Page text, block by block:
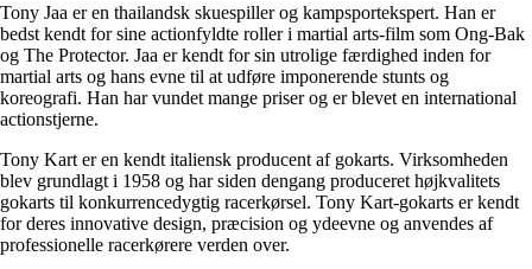
Tony Jaa er en thailandsk skuespiller og kampsportekspert. Han er
bedst kendt for sine actionfyldte roller i martial arts-film som Ong-Bak
og The Protector. Jaa er kendt for sin utrolige færdighed inden for
martial arts og hans evne til at udføre imponerende stunts og
koreografi. Han har vundet mange priser og er blevet en international
actionstjerne.
Tony Kart er en kendt italiensk producent af gokarts. Virksomheden
blev grundlagt i 1958 og har siden dengang produceret højkvalitets
gokarts til konkurrencedygtig racerkørsel. Tony Kart-gokarts er kendt
for deres innovative design, præcision og ydeevne og anvendes af
professionelle racerkørere verden over.